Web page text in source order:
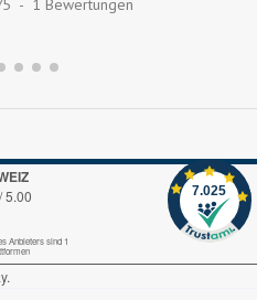
5 - 1 Bewertungen
/5.00
Anbieters sind 1
7.025